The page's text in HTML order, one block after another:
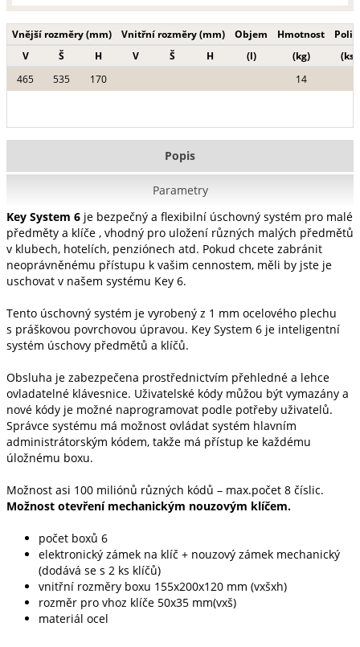
Vnější rozměry (mm) Vnitřní rozměry (mm) Objem Hmotnost
V
Š H V Š H (l) (kg)
(ks)
465
535 170 14
Popis
Parametry
Key System 6 je bezpečný a flexibilní úschovný systém pro malé
předměty a klíče , vhodný pro uložení různých malých předmětů
v klubech, hotelích, penziónech atd. Pokud chcete zabránit
neoprávněnému přístupu k vašim cennostem, měli by jste je
uschovat v našem systému Key 6.
Tento úschovný systém je vyrobený z 1 mm ocelového plechu
s práškovou povrchovou úpravou. Key System 6 je inteligentní
systém úschovy předmětů a klíčů.
Obsluha je zabezpečena prostřednictvím přehledné a lehce
ovladatelné klávesnice. Uživatelské kódy můžou být vymazány a
nové kódy je možné naprogramovat podle potřeby uživatelů.
Správce systému má možnost ovládat systém hlavním
administrátorským kódem, takže má přístup ke každému
úložnému boxu.
Možnost asi 100 miliónů různých kódů – max.počet 8 číslic.
Možnost otevření mechanickým nouzovým klíčem.
počet boxů 6
elektronický zámek na klíč + nouzový zámek mechanický
(dodává se s 2 ks klíčů)
vnitřní rozměry boxu 155x200x120 mm (vxšxh)
rozměr pro vhoz klíče 50x35 mm(vxš)
materiál ocel